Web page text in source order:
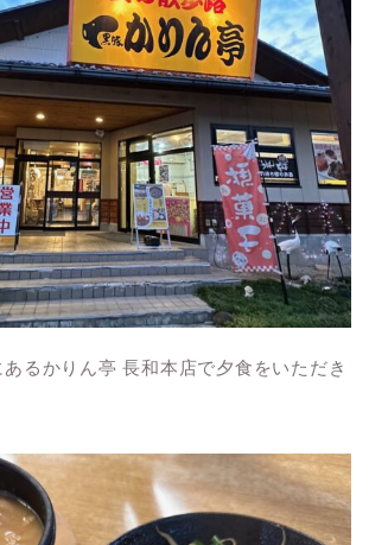
るかりん亭 長和本店で夕食をいただき